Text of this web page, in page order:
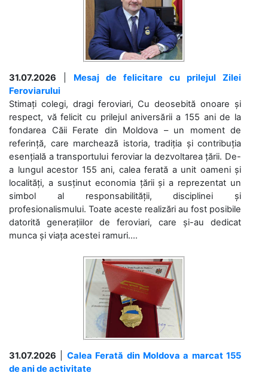
31.07.2026
Mesaj de felicitare cu prilejul Zilei
Feroviarului
Stimați colegi, dragi feroviari, Cu deosebită onoare și
respect, vă felicit cu prilejul aniversării a 155 ani de la
fondarea Căii Ferate din Moldova – un moment de
referință, care marchează istoria, tradiția și contribuția
esențială a transportului feroviar la dezvoltarea țării. De-
a lungul acestor 155 ani, calea ferată a unit oameni și
localități, a susținut economia țării și a reprezentat un
simbol al responsabilității, disciplinei și
profesionalismului. Toate aceste realizări au fost posibile
datorită generațiilor de feroviari, care și-au dedicat
munca și viața acestei ramuri....
31.07.2026
Calea Ferată din Moldova a marcat 155
de ani de activitate